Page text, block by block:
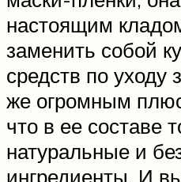
настоящим
заменить собой
средств по уходу
же огромным
что в ее составе
натуральные и
ингредиенты. И